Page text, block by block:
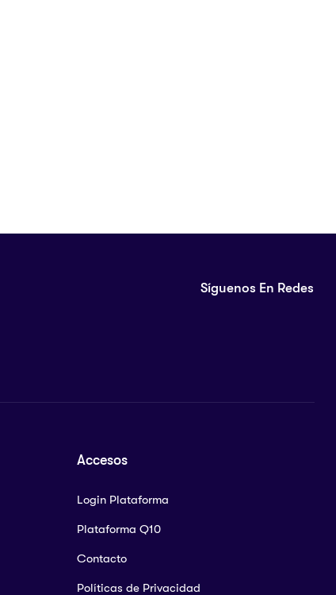
Síguenos En Redes
Accesos
Login Plataforma
Plataforma Q10
Contacto
Políticas de Privacidad